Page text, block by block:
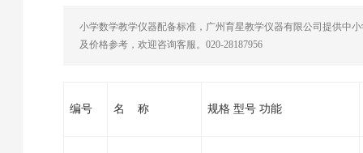
小学数学教学仪器配备标准，广州育星教学仪器有限公司提供中
及价格参考，欢迎咨询客服。020-28187956
编号 名 称 规格 型号 功能